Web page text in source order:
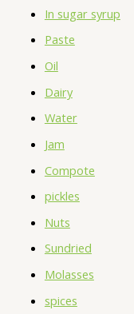
In sugar syrup
Paste
Oil
Dairy
Water
Jam
Compote
pickles
Nuts
Sundried
Molasses
spices